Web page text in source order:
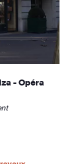
- Opéra